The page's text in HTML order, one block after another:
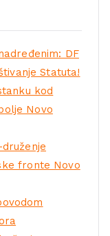
DF
Statuta!
kod
Novo
fronte Novo